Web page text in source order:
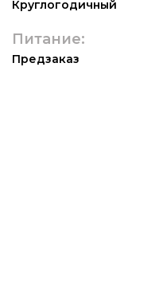
Круглогодичный
Питание:
Предзаказ